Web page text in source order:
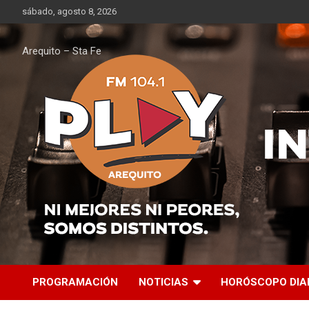
al
contenido
sábado, agosto 8, 2026
Arequito – Sta Fe
PROGRAMACIÓN NOTICIAS HORÓSCOPO